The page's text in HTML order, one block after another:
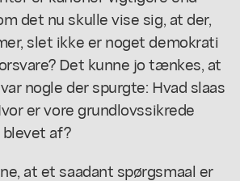
det nu skulle vise sig, at der,
slet ikke er noget demokrati
Det kunne jo tænkes, at
nogle der spurgte: Hvad slaas
er vore grundlovssikrede
af?
at et saadant spørgsmaal er